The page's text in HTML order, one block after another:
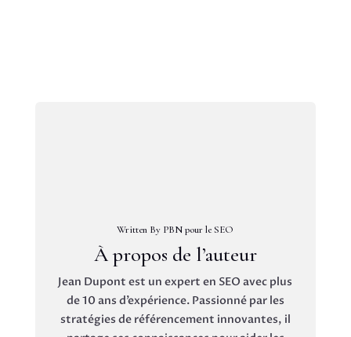
Written By PBN pour le SEO
À propos de l’auteur
Jean Dupont est un expert en SEO avec plus
de 10 ans d’expérience. Passionné par les
stratégies de référencement innovantes, il